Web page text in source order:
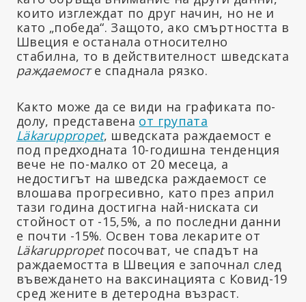
които изглеждат по друг начин, но не и
като „победа“. Защото, ако смъртността в
Швеция е останала относително
стабилна, то в действителност шведската
раждаемосте спаднала рязко.
Както може да се види на графиката по-
долу, представена от групата
Läkaruppropet, шведската раждаемост е
под предходната 10-годишна тенденция
вече не по-малко от 20 месеца, а
недостигът на шведска раждаемост се
влошава прогресивно, като през април
тази година достигна най-ниската си
стойност от -15,5%, а по последни данни
е почти -15%. Освен това лекарите от
Läkaruppropetпосочват, че спадът на
раждаемостта в Швеция е започнал след
въвеждането на ваксинацията с Ковид-19
сред жените в детеродна възраст.